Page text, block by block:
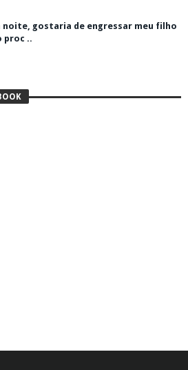
noite, gostaria de engressar meu filho
proc ..